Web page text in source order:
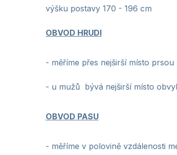
výšku postavy 170 - 196 cm
OBVOD HRUDI
- měříme přes nejširší místo prsou
- u mužů bývá nejširší místo
OBVOD PASU
- měříme v polovině vzdálenosti